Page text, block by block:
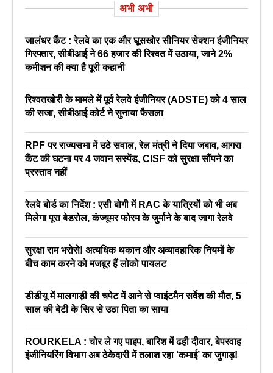
अभी अभी
जालंधर कैंट : रेलवे का एक और घूसखोर सीनियर सेक्शन इंजीनियर
गिरफ्तार, सीबीआई ने 66 हजार की रिश्वत में उठाया, जाने 2%
कमीशन की क्या है पूरी कहानी
रिश्वतखोरी के मामले में पूर्व रेलवे इंजीनियर (ADSTE) को 4 साल
की सजा, सीबीआई कोर्ट ने सुनाया फैसला
RPF पर राज्यसभा में उठे सवाल, रेल मंत्री ने दिया जबाव, आगरा
कैंट की घटना पर 4 जवान सस्पेंड, CISF को सुरक्षा सौंपने का
प्रस्ताव नहीं
रेलवे बोर्ड का निर्देश : एसी बोगी में RAC के यात्रियों को भी अब
मिलेगा पूरा बेडरोल, कंज्यूमर फोरम के जुर्माने के बाद जागा रेलवे
सुरक्षा राम भरोसे! अत्यधिक थकान और अव्यावहारिक नियमों के
बीच काम करने को मजबूर हैं लोको पायलट
डीडीयू में मालगाड़ी की चपेट में आने से प्वाइंटमैन सर्वेश की मौत, 5
साल की बेटी के सिर से उठा पिता का साया
ROURKELA : चोर ले गए पाइप, बारिश में ढही दीवार, बेपरवाह
इंजीनियरिंग विभाग अब ठेकेदारी में तलाश रहा ‘कमाई’ का जुगाड़!